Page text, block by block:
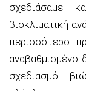
σχεδιάσαμε
βιοκλιματική
περισσότερο
αναβαθμισμένο
σχεδιασμό